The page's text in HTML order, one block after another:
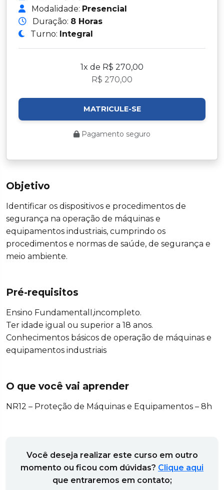
Objetivo
Identificar os dispositivos e procedimentos de
segurança na operação de máquinas e
equipamentos industriais, cumprindo os
procedimentos e normas de saúde, de segurança e
meio ambiente.
Pré-requisitos
Ensino FundamentalI,incompleto.
Ter idade igual ou superior a 18 anos.
Conhecimentos básicos de operação de máquinas e
equipamentos industriais
O que você vai aprender
NR12 – Proteção de Máquinas e Equipamentos – 8h
Modalidade: Presencial
Duração: 8 Horas
Turno: Integral
1x de R$ 270,00
R$ 270,00
MATRICULE-SE
Pagamento seguro
Você deseja realizar este curso em outro
momento ou ficou com dúvidas? Clique aqui
que entraremos em contato;